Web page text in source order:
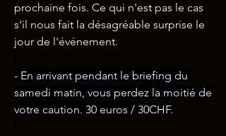
prochaine fois. Ce qui n'est pas le cas
s'il nous fait la désagréable surprise le
jour de l'événement.
- En arrivant pendant le briefing du
samedi matin, vous perdez la moitié de
votre caution. 30 euros / 30CHF.